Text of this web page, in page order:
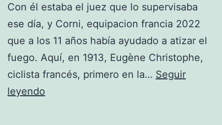
Con él estaba el juez que lo supervisaba
ese día, y Corni, equipacion francia 2022
que a los 11 años había ayudado a atizar el
fuego. Aquí, en 1913, Eugène Christophe,
ciclista francés, primero en la… Seguir
leyendo